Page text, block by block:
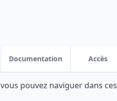
Documentation Accès
pouvez naviguer dans ces